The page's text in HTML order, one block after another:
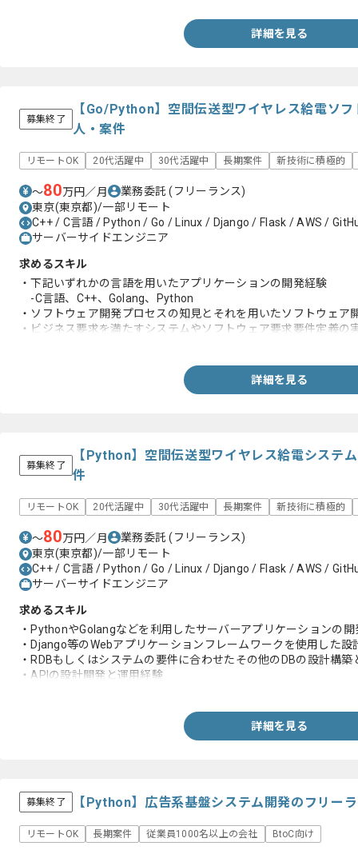
詳細を見る
募集終了
【Go/Python】空間伝送型ワイヤレス給電ソ
人・案件
リモートOK 20代活躍中 30代活躍中 長期案件 新技術に積極的
〜80万円／月 業務委託(フリーランス)
東京(東京都)/一部リモート
C++ / C言語 / Python / Go / Linux / Django / Flask / AWS /
サーバーサイドエンジニア
求めるスキル
・下記いずれかの言語を用いたアプリケーションの開発経験
-C言語、C++、Golang、Python
・ソフトウェア開発プロセスの知見とそれを用いたソフトウェア
・ビジネス要求を満たすシステムやソフトウェア要求要件定義の
詳細を見る
募集終了
【Python】空間伝送型ワイヤレス給電システ
件
リモートOK 20代活躍中 30代活躍中 長期案件 新技術に積極的
〜80万円／月 業務委託(フリーランス)
東京(東京都)/一部リモート
C++ / C言語 / Python / Go / Linux / Django / Flask / AWS /
サーバーサイドエンジニア
求めるスキル
・PythonやGolangなどを利用したサーバーアプリケーションの開
・Django等のWebアプリケーションフレームワークを使用した設
・RDBもしくはシステムの要件に合わせたその他のDBの設計構築
・APIの設計開発と運用経験
詳細を見る
募集終了 【Python】広告系基盤システム開発のフリー
リモートOK 長期案件 従業員1000名以上の会社 BtoC向け